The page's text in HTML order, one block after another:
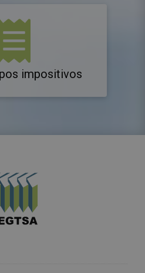
impositivos